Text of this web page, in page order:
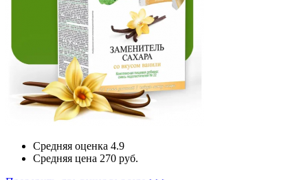
Средняя оценка 4.9
Средняя цена 270 руб.